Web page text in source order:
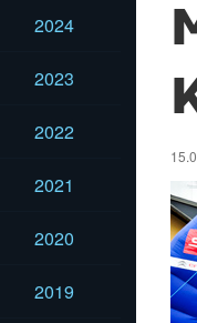
2024
2023
2022
2021
2020
2019